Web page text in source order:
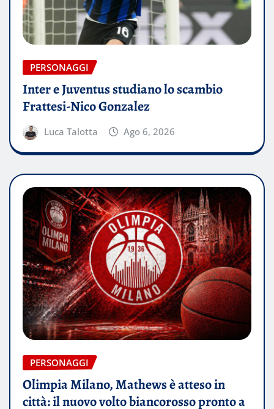
PERSONAGGI
Inter e Juventus studiano lo scambio
Frattesi-Nico Gonzalez
Luca Talotta Ago 6, 2026
PERSONAGGI
Olimpia Milano, Mathews è atteso in
città: il nuovo volto biancorosso pronto a